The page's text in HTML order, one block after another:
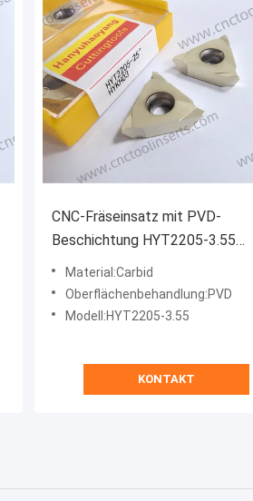
CNC-Fräseinsatz mit PVD-
Beschichtung HYT2205-3.55
HYKH03, gehört auch zu den
Nutstecheinsätzen. Geeignet für
die Bearbeitung von
Material:Carbid
Oberflächenbehandlung:PVD
Modell:HYT2205-3.55
KONTAKT